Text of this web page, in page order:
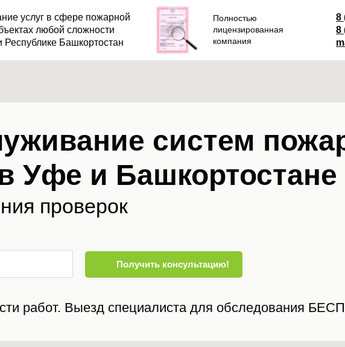
услуг в сфере пожарной
любой сложности
Башкортостан
Полностью
лицензированная
компания
8
8
систем
Уфе и Башкортостане
проверок
Получить консультацию!
работ. Выезд специалиста для обследования